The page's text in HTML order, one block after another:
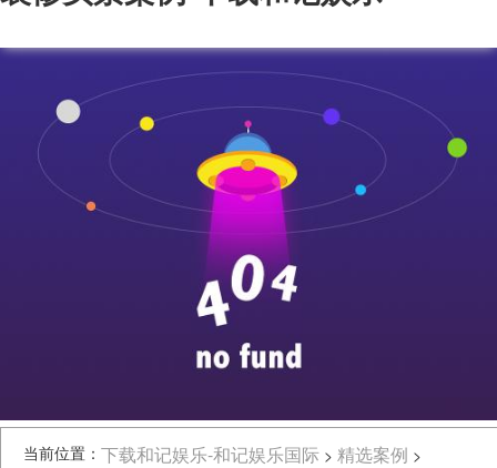
当前位置： 下载和记娱乐-和记娱乐国际 > 精选案例 >